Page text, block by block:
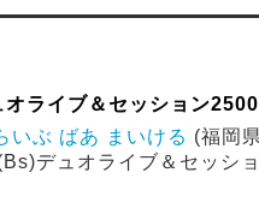
ライブ＆セッション
ぶ ばあ まいける (福岡
デュオライブ＆セッシ